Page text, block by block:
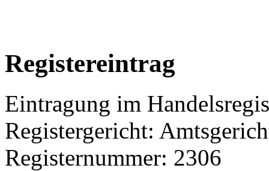
Registereintrag
Eintragung im
Registergericht:
Registernummer: 2306